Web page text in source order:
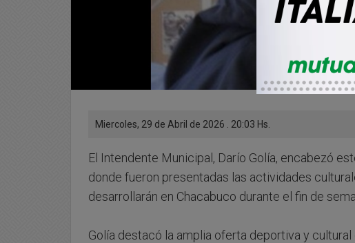
Miercoles, 29 de Abril de 2026 . 20:03 Hs.
El Intendente Municipal, Darío Golía, encabezó
donde fueron presentadas las actividades
desarrollarán en Chacabuco durante el fin de
Golía destacó la amplia oferta deportiva y